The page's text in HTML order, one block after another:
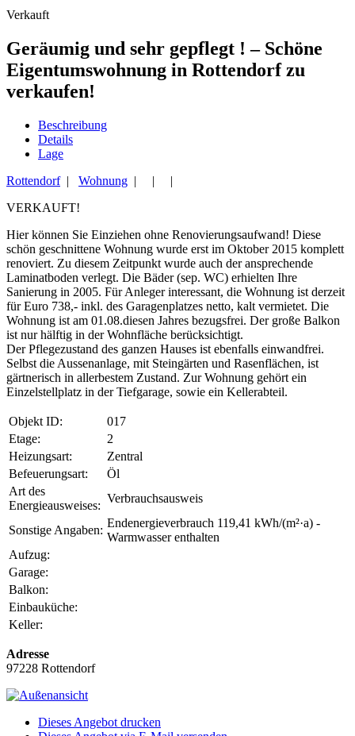
Verkauft
Geräumig und sehr gepflegt ! – Schöne
Eigentumswohnung in Rottendorf zu
verkaufen!
Beschreibung
Details
Lage
Rottendorf| Wohnung | | |
VERKAUFT!
Hier können Sie Einziehen ohne Renovierungsaufwand! Diese
schön geschnittene Wohnung wurde erst im Oktober 2015 komplett
renoviert. Zu diesem Zeitpunkt wurde auch der ansprechende
Laminatboden verlegt. Die Bäder (sep. WC) erhielten Ihre
Sanierung in 2005. Für Anleger interessant, die Wohnung ist derzeit
für Euro 738,- inkl. des Garagenplatzes netto, kalt vermietet. Die
Wohnung ist am 01.08.diesen Jahres bezugsfrei. Der große Balkon
ist nur hälftig in der Wohnfläche berücksichtigt.
Der Pflegezustand des ganzen Hauses ist ebenfalls einwandfrei.
Selbst die Aussenanlage, mit Steingärten und Rasenflächen, ist
gärtnerisch in allerbestem Zustand. Zur Wohnung gehört ein
Einzelstellplatz in der Tiefgarage, sowie ein Kellerabteil.
Objekt ID:
017
Etage:
2
Heizungsart:
Zentral
Befeuerungsart:
Öl
Art des
Energieausweises:
Verbrauchsausweis
Sonstige Angaben:
Endenergieverbrauch 119,41 kWh/(m²·a) -
Warmwasser enthalten
Aufzug:
Garage:
Balkon:
Einbauküche:
Keller:
Adresse
97228 Rottendorf
Dieses Angebot drucken